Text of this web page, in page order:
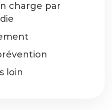
charge par
loin